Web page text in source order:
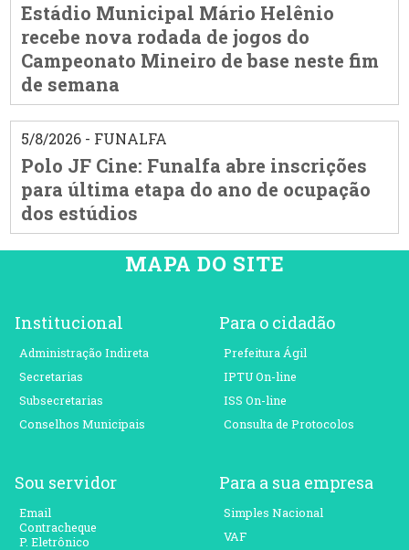
Estádio Municipal Mário Helênio
recebe nova rodada de jogos do
Campeonato Mineiro de base neste fim
de semana
5/8/2026 - FUNALFA
Polo JF Cine: Funalfa abre inscrições
para última etapa do ano de ocupação
dos estúdios
MAPA DO SITE
Institucional
Administração Indireta
Secretarias
Subsecretarias
Conselhos Municipais
Para o cidadão
Prefeitura Ágil
IPTU On-line
ISS On-line
Consulta de Protocolos
Sou servidor
Email
Contracheque
P. Eletrônico
Para a sua empresa
Simples Nacional
VAF